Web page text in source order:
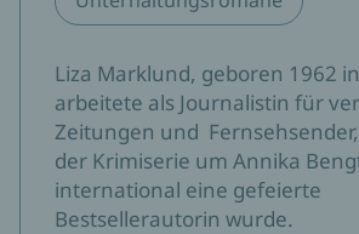
Liza Marklund, geboren 1962
arbeitete als Journalistin für
Zeitungen und
der Krimiserie um Annika
international eine gefeierte
Bestsellerautorin wurde.